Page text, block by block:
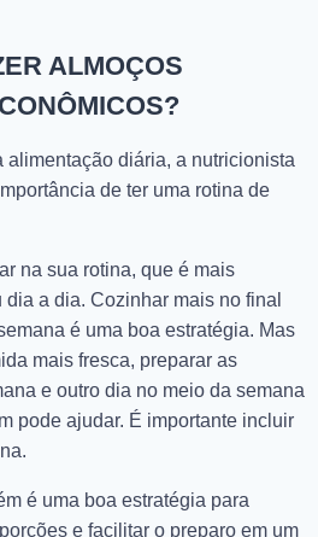
ALMOÇOS
alimentação diária, a nutricionista
de ter uma rotina de
na sua rotina, que é mais
a dia. Cozinhar mais no final
é uma boa estratégia. Mas
mais fresca, preparar as
e outro dia no meio da semana
pode ajudar. É importante incluir
é uma boa estratégia para
e facilitar o preparo em um